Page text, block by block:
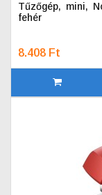
Tűzőgép, mini,
fehér
8.408 Ft